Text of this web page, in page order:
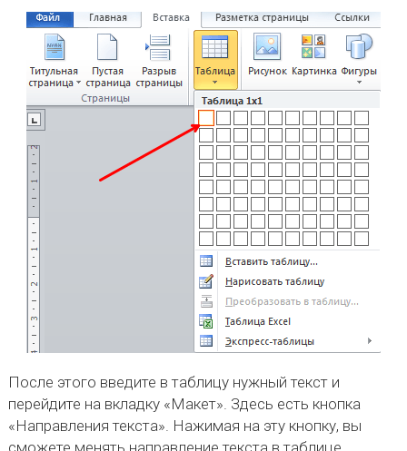
После этого введите в таблицу нужный текст и
перейдите на вкладку «Макет». Здесь есть кнопка
«Направления текста». Нажимая на эту кнопку, вы
сможете менять направление текста в таблице.